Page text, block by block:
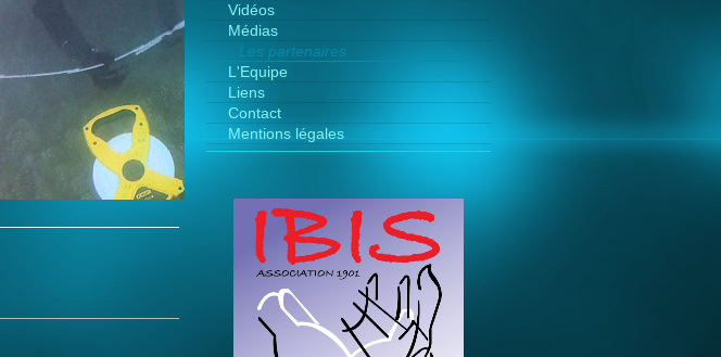
Vidéos
Médias
Les partenaires
L'Equipe
Liens
Contact
Mentions légales